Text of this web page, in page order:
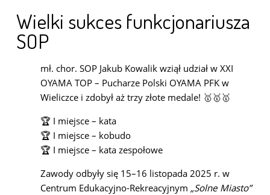
Wielki sukces funkcjonariusza
SOP
mł. chor. SOP Jakub Kowalik wziął udział w XXI
OYAMA TOP – Pucharze Polski OYAMA PFK w
Wieliczce i zdobył aż trzy złote medale! 🥇🥇🥇
🏆 I miejsce – kata
🏆 I miejsce – kobudo
🏆 I miejsce – kata zespołowe
Zawody odbyły się 15–16 listopada 2025 r. w
Centrum Edukacyjno-Rekreacyjnym „Solne Miasto”